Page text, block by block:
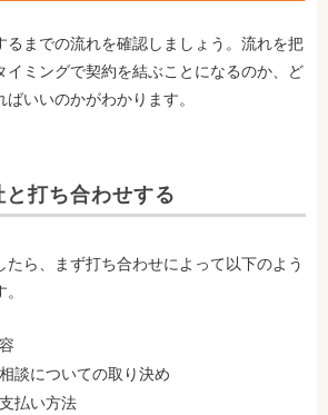
るまでの流れを確認しましょう。流れを把
イミングで契約を結ぶことになるのか、ど
いいのかがわかります。
打ち合わせする
たら、まず打ち合わせによって以下のよう
談についての取り決め
払い方法